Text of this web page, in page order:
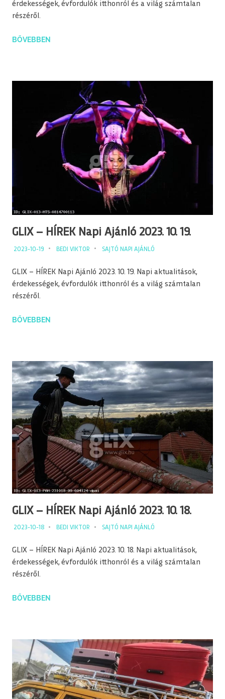
érdekességek, évfordulók itthonról és a világ számtalan
részéről.
BŐVEBBEN
GLIX – HÍREK Napi Ajánló 2023. 10. 19.
2023-10-19 BEDI VIKTOR SAJTÓ NAPI AJÁNLÓ
GLIX – HÍREK Napi Ajánló 2023. 10. 19. Napi aktualitások,
érdekességek, évfordulók itthonról és a világ számtalan
részéről.
BŐVEBBEN
GLIX – HÍREK Napi Ajánló 2023. 10. 18.
2023-10-18 BEDI VIKTOR SAJTÓ NAPI AJÁNLÓ
GLIX – HÍREK Napi Ajánló 2023. 10. 18. Napi aktualitások,
érdekességek, évfordulók itthonról és a világ számtalan
részéről.
BŐVEBBEN